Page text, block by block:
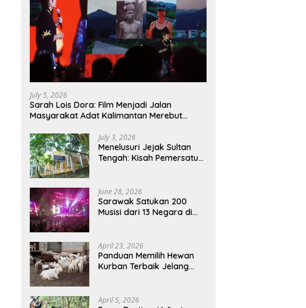
July 5, 2026
Sarah Lois Dora: Film Menjadi Jalan
Masyarakat Adat Kalimantan Merebut
July 3, 2026
Menelusuri Jejak Sultan
Tengah: Kisah Pemersatu
Versi Jiran
June 28, 2026
Sarawak Satukan 200
Musisi dari 13 Negara di
Budaya Borneo
April 23, 2026
Panduan Memilih Hewan
Kurban Terbaik Jelang
April 5, 2026